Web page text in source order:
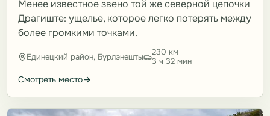
Менее известное звено той же северной цепочки
Драгиште: ущелье, которое легко потерять между
более громкими точками.
Единецкий район, Бурлэнешты
230 км
3 ч 32 мин
Смотреть место